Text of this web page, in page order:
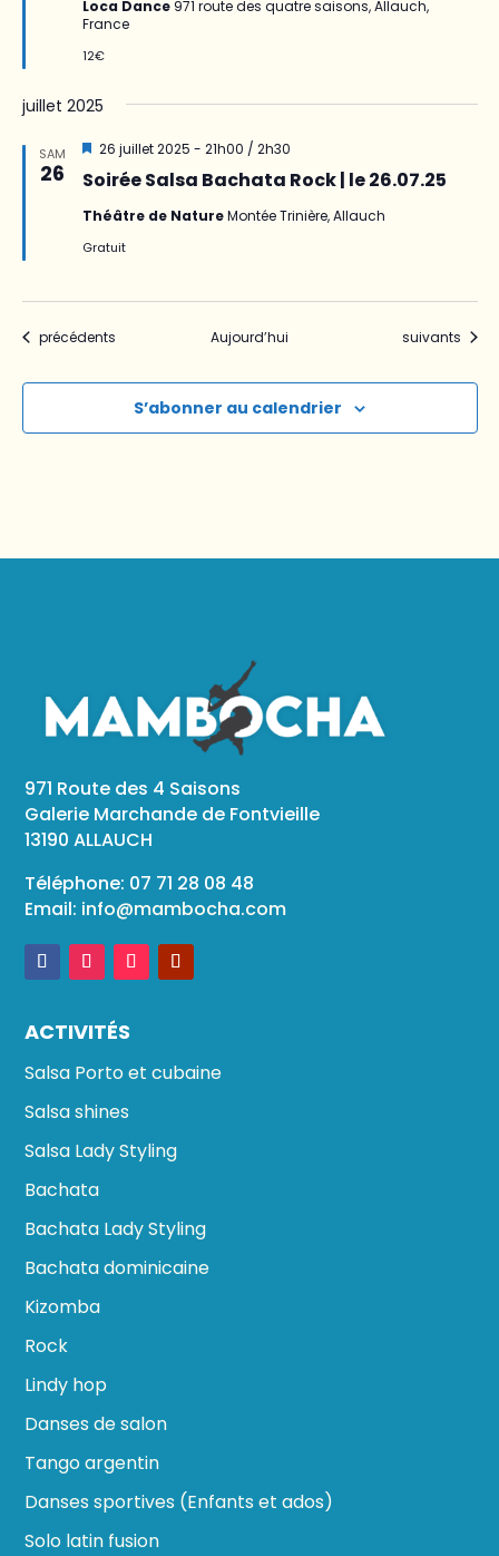
Loca Dance 971 route des quatre saisons, Allauch,
France
12€
juillet 2025
SAM
26 Soirée Salsa Bachata Rock | le 26.07.25
Mis
avant
26 juillet 2025 - 21h00 / 2h30
Théâtre de NatureMontée Trinière, Allauch
Gratuit
Évènements
précédents Aujourd’hui Évènements
suivants
S’abonner au calendrier
971 Route des 4 Saisons
Galerie Marchande de Fontvieille
13190 ALLAUCH
Téléphone: 07 71 28 08 48
Email: info@mambocha.com
ACTIVITÉS
Salsa Porto et cubaine
Salsa shines
Salsa Lady Styling
Bachata
Bachata Lady Styling
Bachata dominicaine
Kizomba
Rock
Lindy hop
Danses de salon
Tango argentin
Danses sportives (Enfants et ados)
Solo latin fusion